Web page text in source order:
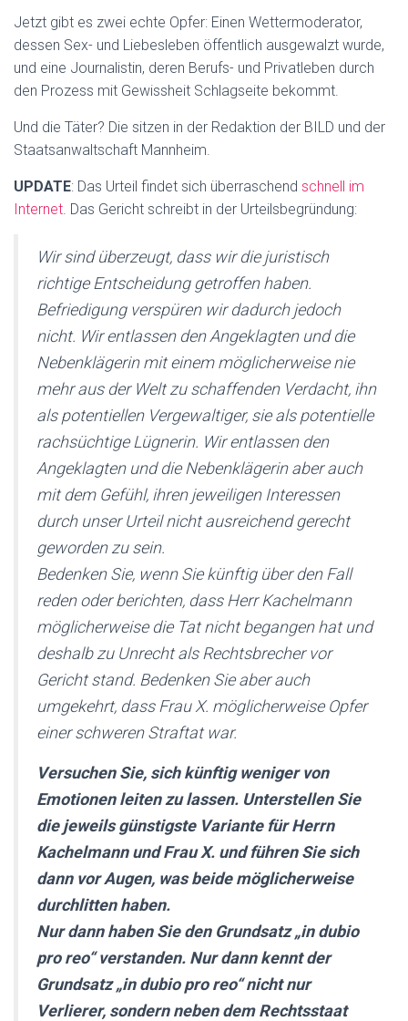
Jetzt gibt es zwei echte Opfer: Einen Wettermoderator,
dessen Sex- und Liebesleben öffentlich ausgewalzt wurde,
und eine Journalistin, deren Berufs- und Privatleben durch
den Prozess mit Gewissheit Schlagseite bekommt.
Und die Täter? Die sitzen in der Redaktion der BILD und der
Staatsanwaltschaft Mannheim.
UPDATE: Das Urteil findet sich überraschend schnell im
Internet. Das Gericht schreibt in der Urteilsbegründung:
Wir sind überzeugt, dass wir die juristisch
richtige Entscheidung getroffen haben.
Befriedigung verspüren wir dadurch jedoch
nicht. Wir entlassen den Angeklagten und die
Nebenklägerin mit einem möglicherweise nie
mehr aus der Welt zu schaffenden Verdacht, ihn
als potentiellen Vergewaltiger, sie als potentielle
rachsüchtige Lügnerin. Wir entlassen den
Angeklagten und die Nebenklägerin aber auch
mit dem Gefühl, ihren jeweiligen Interessen
durch unser Urteil nicht ausreichend gerecht
geworden zu sein.
Bedenken Sie, wenn Sie künftig über den Fall
reden oder berichten, dass Herr Kachelmann
möglicherweise die Tat nicht begangen hat und
deshalb zu Unrecht als Rechtsbrecher vor
Gericht stand. Bedenken Sie aber auch
umgekehrt, dass Frau X. möglicherweise Opfer
einer schweren Straftat war.
Versuchen Sie, sich künftig weniger von
Emotionen leiten zu lassen. Unterstellen Sie
die jeweils günstigste Variante für Herrn
Kachelmann und Frau X. und führen Sie sich
dann vor Augen, was beide möglicherweise
durchlitten haben.
Nur dann haben Sie den Grundsatz „in dubio
pro reo“ verstanden. Nur dann kennt der
Grundsatz „in dubio pro reo“ nicht nur
Verlierer, sondern neben dem Rechtsstaat